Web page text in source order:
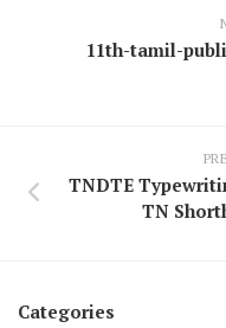
11th-tamil-
TNDTE
TN
Categories